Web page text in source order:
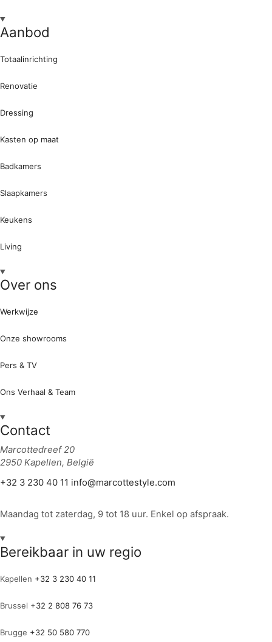
Aanbod
Totaalinrichting
Renovatie
Dressing
Kasten op maat
Badkamers
Slaapkamers
Keukens
Living
Over ons
Werkwijze
Onze showrooms
Pers & TV
Ons Verhaal & Team
Contact
Marcottedreef 20
2950 Kapellen, België
+32 3 230 40 11 info@marcottestyle.com
Maandag tot zaterdag, 9 tot 18 uur. Enkel op afspraak.
Bereikbaar in uw regio
Kapellen +32 3 230 40 11
Brussel +32 2 808 76 73
Brugge +32 50 580 770